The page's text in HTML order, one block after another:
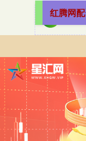
红腾网